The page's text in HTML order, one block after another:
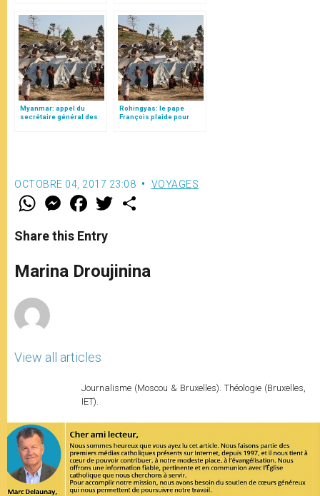
Myanmar: appel du
secrétaire général des
Rohingyas: le pape
François plaide pour
OCTOBRE 04, 2017 23:08 VOYAGES
W
t
s
p
p
M
e
s
e
g
e
F
a
e
b
o
k
w
r
Share this Entry
Marina Droujinina
View all articles
Journalisme (Moscou & Bruxelles). Théologie (Bruxelles,
IET).